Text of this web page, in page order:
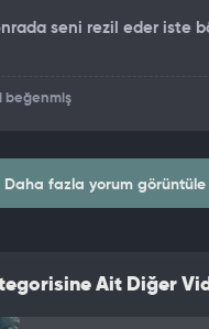
seni rezil eder iste
beğenmiş
Daha fazla yorum görüntüle
Ait Diğer